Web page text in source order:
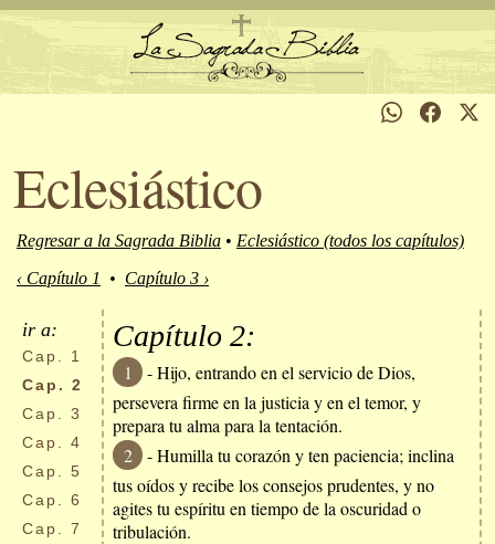
Eclesiástico
Regresar a la Sagrada Biblia • Eclesiástico (todos los capítulos)
‹ Capítulo 1
• Capítulo 3 ›
ir a:
Cap.
1
Cap. 2
Cap.
3
Cap.
4
Cap.
5
Cap.
6
Cap.
7
Capítulo 2:
1
- Hijo, entrando en el servicio de Dios,
persevera firme en la justicia y en el temor, y
prepara tu alma para la tentación.
2
- Humilla tu corazón y ten paciencia; inclina
tus oídos y recibe los consejos prudentes, y no
agites tu espíritu en tiempo de la oscuridad o
tribulación.